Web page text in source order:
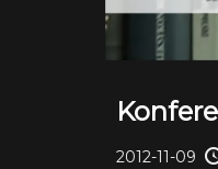
2012-11-09